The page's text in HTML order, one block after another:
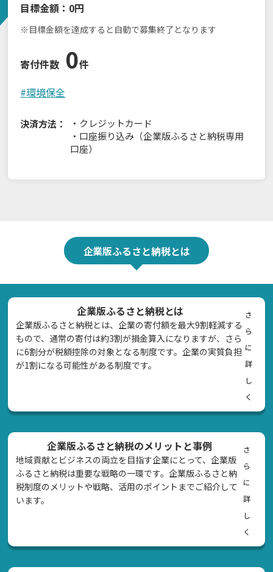
目標金額： 0円
※目標金額を達成すると自動で募集終了となります
寄付件数 0件
#環境保全
決済方法： ・ クレジットカード
・ 口座振り込み（企業版ふるさと納税専用
口座）
企業版ふるさと納税とは
企業版ふるさと納税とは
企業版ふるさと納税とは、企業の寄付額を最大9割軽減する
もので、通常の寄付は約3割が損金算入になりますが、さら
に6割分が税額控除の対象となる制度です。企業の実質負担
が1割になる可能性がある制度です。
さ
ら
に
詳
し
く
企業版ふるさと納税のメリットと事例
地域貢献とビジネスの両立を目指す企業にとって、企業版
ふるさと納税は重要な戦略の一環です。企業版ふるさと納
税制度のメリットや戦略、活用のポイントまでご紹介して
います。
さ
ら
に
詳
し
く